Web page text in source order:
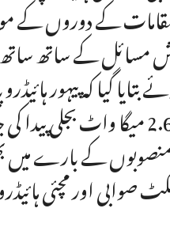
کے دوروں کے
مسائل کے ساتھ
گیا کہ پیہور
ہائیڈرو پاور اسٹیشن مردان سے
منصوبوں کے بارے
صوابی اور مچئی